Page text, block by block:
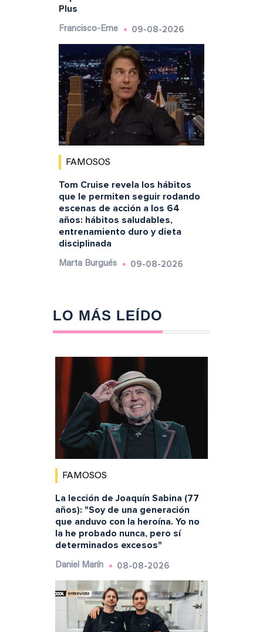
Plus
Francisco-Eme 09-08-2026
FAMOSOS
Tom Cruise revela los hábitos
que le permiten seguir rodando
escenas de acción a los 64
años: hábitos saludables,
entrenamiento duro y dieta
disciplinada
Marta Burgués 09-08-2026
LO MÁS LEÍDO
FAMOSOS
La lección de Joaquín Sabina (77
años): "Soy de una generación
que anduvo con la heroína. Yo no
la he probado nunca, pero sí
determinados excesos"
Daniel Marín 08-08-2026